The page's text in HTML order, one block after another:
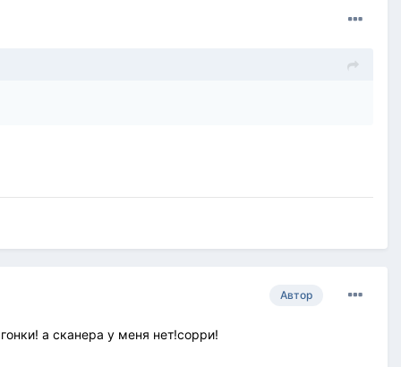
Автор
а сканера у меня нет!сорри!